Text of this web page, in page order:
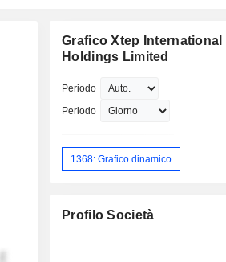
Grafico Xtep International
Holdings Limited
Periodo
Periodo
1368: Grafico dinamico
Profilo Società